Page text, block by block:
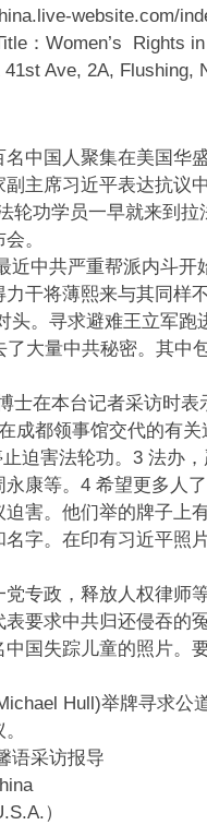
website.com/
：Women’s Rights
Ave, 2A, Flushing,
中国人聚集在美国华
主席习近平表达抗议
轮功学员一早就来到拉
。
近中共严重帮派内斗开
干将薄熙来与其同样
头。寻求避难王立军跑
大量中共秘密。其中
士在本台记者采访时表
成都领事馆交代的有
迫害法轮功。3 法办
康等。4 希望更多人
害。他们举的牌子上
字。在印有习近平照
专政，释放人权律师
要求中共归还侵吞的
国失踪儿童的照片。
Hull)举牌寻求公
语采访报导
）